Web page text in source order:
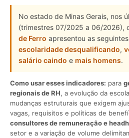
No estado de Minas Gerais, nos
(trimestres 07/2025 a 06/2026),
de Ferro apresentou as
escolaridade desqualificando,
salário caindo e mais homens.
Como usar esses indicadores: para
regionais de RH, a evolução da
mudanças estruturais que exigem
vagas, requisitos e políticas de
consultores de remuneração e
setor e a variação de volume